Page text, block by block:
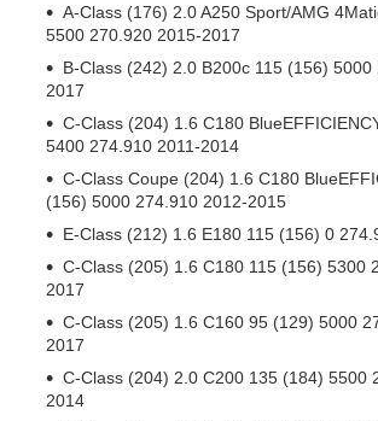
A-Class (176) 2.0 A250 Sport/AMG
5500 270.920 2015-2017
B-Class (242) 2.0 B200c 115 (156) 5000
2017
C-Class (204) 1.6 C180
5400 274.910 2011-2014
C-Class Coupe (204) 1.6 C180
(156) 5000 274.910 2012-2015
E-Class (212) 1.6 E180 115 (156) 0
C-Class (205) 1.6 C180 115 (156) 5300
2017
C-Class (205) 1.6 C160 95 (129) 5000
2017
C-Class (204) 2.0 C200 135 (184) 5500
2014